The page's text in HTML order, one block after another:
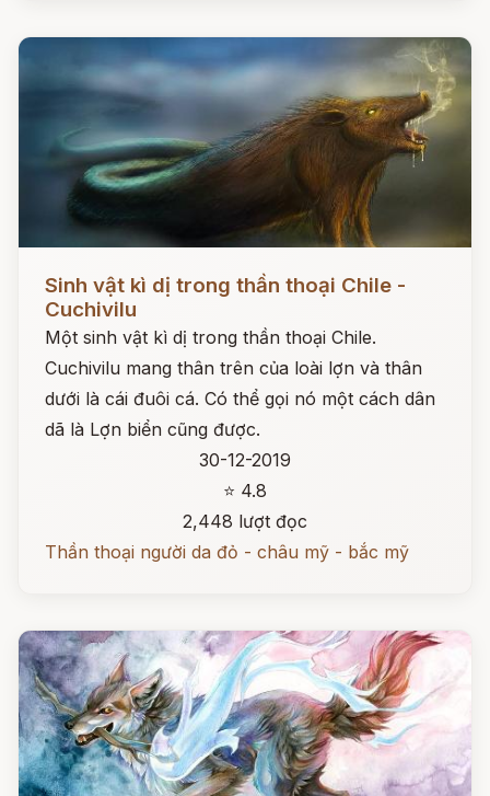
Sinh vật kì dị trong thần thoại Chile -
Cuchivilu
Một sinh vật kì dị trong thần thoại Chile.
Cuchivilu mang thân trên của loài lợn và thân
dưới là cái đuôi cá. Có thể gọi nó một cách dân
dã là Lợn biển cũng được.
30-12-2019
⭐ 4.8
2,448 lượt đọc
Thần thoại người da đỏ - châu mỹ - bắc mỹ